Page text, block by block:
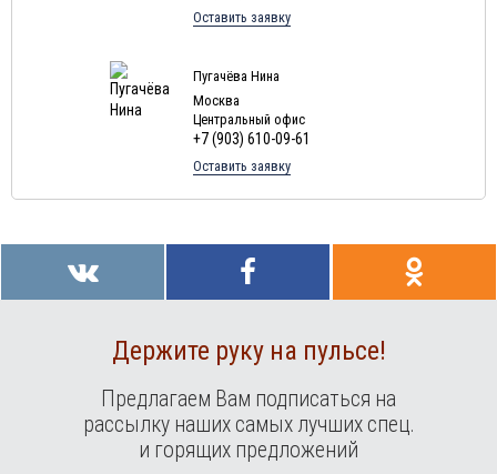
Оставить заявку
Пугачёва Нина
Москва
Центральный офис
+7 (903) 610-09-61
Оставить заявку
Держите руку на пульсе!
Предлагаем Вам подписаться на
рассылку наших самых лучших спец.
и горящих предложений